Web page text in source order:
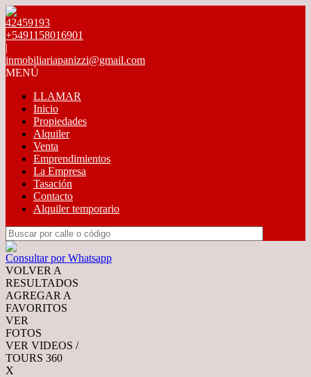
42459193
+5491158016901
|
inmobiliariapanizzi@gmail.com
MENÚ
LLAMAR
Inicio
Propiedades
Alquiler
Venta
Emprendimientos
La Empresa
Tasación
Contacto
Alquiler temporario
Consultar por Whatsapp
VOLVER A
RESULTADOS
AGREGAR A
FAVORITOS
VER
FOTOS
VER VIDEOS /
TOURS 360
X